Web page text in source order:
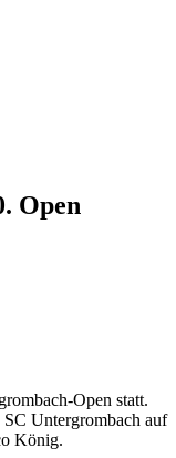
Open
Open statt.
Untergrombach auf
König.